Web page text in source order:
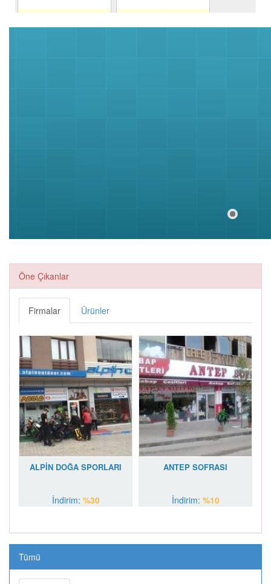
NUR BABA
HACIBEY CAĞ
ELİT SPOR CENTER
Giovane Gentile
YUYU ANNE BEBEK
EVİ (SARAY BOSNA
CADDESİ)
GÖNÜL KAHVESİ FERDA MODA EVİ
Öne Çıkanlar
Firmalar Ürünler
ALPİN DOĞA SPORLARI
İndirim: %30
ANTEP SOFRASI
İndirim: %10
Tümü